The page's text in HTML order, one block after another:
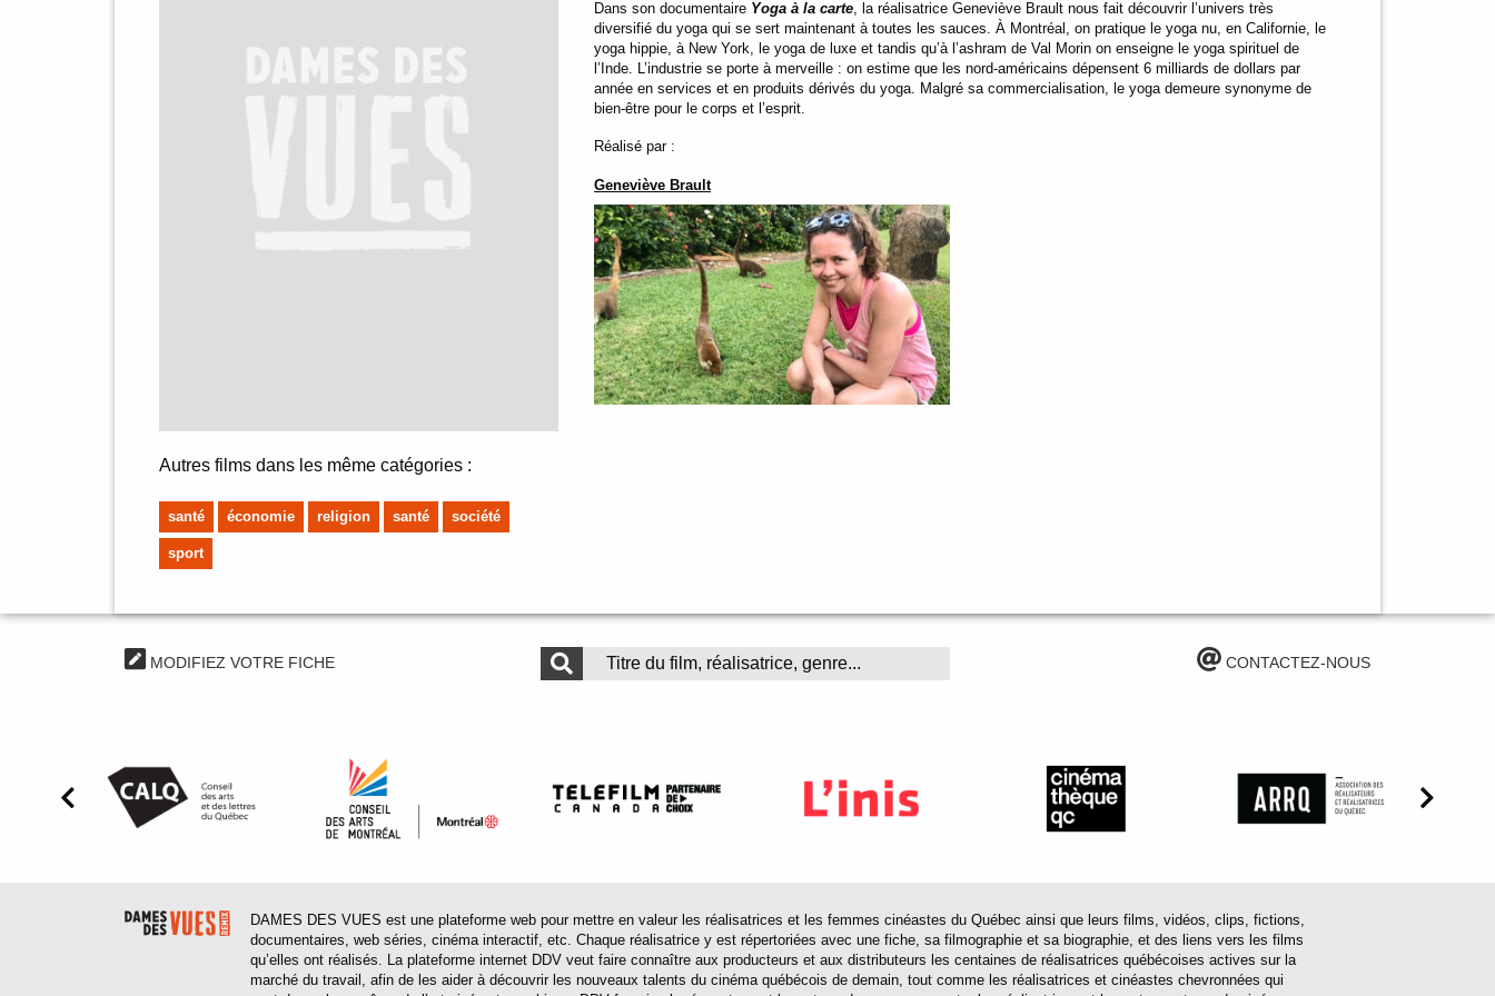
Autres films dans les même catégories :
santé économie religion santé société
sport
Dans son documentaire Yoga à la carte , la réalisatrice Geneviève Brault nous fait découvrir l’univers très
diversifié du yoga qui se sert maintenant à toutes les sauces. À Montréal, on pratique le yoga nu, en Californie, le
yoga hippie, à New York, le yoga de luxe et tandis qu’à l’ashram de Val Morin on enseigne le yoga spirituel de
l’Inde. L’industrie se porte à merveille : on estime que les nord-américains dépensent 6 milliards de dollars par
année en services et en produits dérivés du yoga. Malgré sa commercialisation, le yoga demeure synonyme de
bien-être pour le corps et l’esprit.
Réalisé par :
Geneviève Brault
MODIFIEZ VOTRE FICHE CONTACTEZ-NOUS
DAMES DES VUES est une plateforme web pour mettre en valeur les réalisatrices et les femmes cinéastes du Québec ainsi que leurs films, vidéos, clips, fictions,
documentaires, web séries, cinéma interactif, etc. Chaque réalisatrice y est répertoriées avec une fiche, sa filmographie et sa biographie, et des liens vers les films
qu’elles ont réalisés. La plateforme internet DDV veut faire connaître aux producteurs et aux distributeurs les centaines de réalisatrices québécoises actives sur la
marché du travail, afin de les aider à découvrir les nouveaux talents du cinéma québécois de demain, tout comme les réalisatrices et cinéastes chevronnées qui